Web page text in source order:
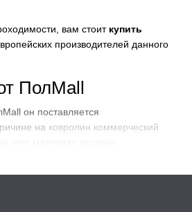
вам стоит купить
производителей данного
ПолMall
он поставляется
на ковролин коммерческий